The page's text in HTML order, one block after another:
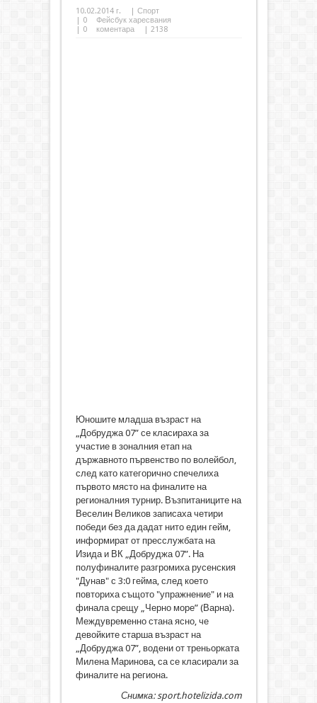
10.02.2014 г. | Спорт
| 0
Фейсбук харесвания
| 0 коментара | 2138
Юношите младша възраст на
„Добруджа 07” се класираха за
участие в зоналния етап на
държавното първенство по волейбол,
след като категорично спечелиха
първото място на финалите на
регионалния турнир. Възпитаниците на
Веселин Великов записаха четири
победи без да дадат нито един гейм,
информират от пресслужбата на
Изида и ВК „Добруджа 07”. На
полуфиналите разгромиха русенския
"Дунав" с 3:0 гейма, след което
повториха същото "упражнение" и на
финала срещу „Черно море” (Варна).
Междувременно стана ясно, че
девойките старша възраст на
„Добруджа 07”, водени от треньорката
Милена Маринова, са се класирали за
финалите на региона.
Снимка: sport.hotelizida.com